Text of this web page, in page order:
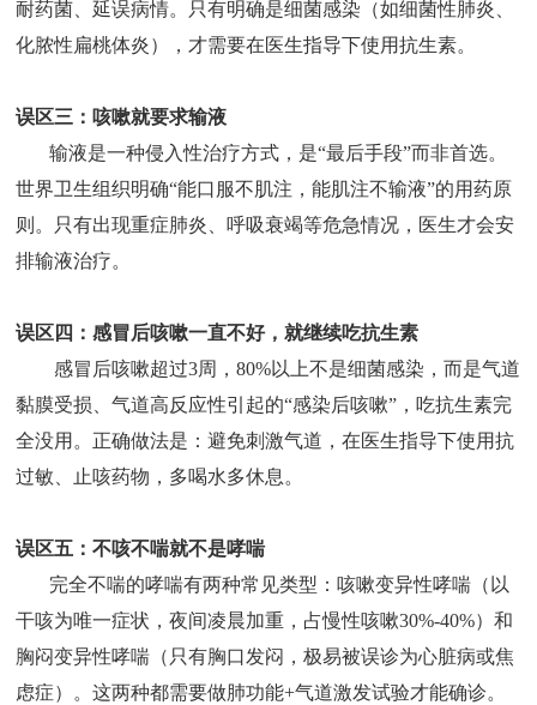
耐药菌、延误病情。只有明确是细菌感染（如细菌性肺炎、
化脓性扁桃体炎），才需要在医生指导下使用抗生素。
误区三：咳嗽就要求输液
输液是一种侵入性治疗方式，是“最后手段”而非首选。
世界卫生组织明确“能口服不肌注，能肌注不输液”的用药原
则。只有出现重症肺炎、呼吸衰竭等危急情况，医生才会安
排输液治疗。
误区四：感冒后咳嗽一直不好，就继续吃抗生素
感冒后咳嗽超过3周，80%以上不是细菌感染，而是气道
黏膜受损、气道高反应性引起的“感染后咳嗽”，吃抗生素完
全没用。正确做法是：避免刺激气道，在医生指导下使用抗
过敏、止咳药物，多喝水多休息。
误区五：不咳不喘就不是哮喘
完全不喘的哮喘有两种常见类型：咳嗽变异性哮喘（以
干咳为唯一症状，夜间凌晨加重，占慢性咳嗽30%-40%）和
胸闷变异性哮喘（只有胸口发闷，极易被误诊为心脏病或焦
虑症）。这两种都需要做肺功能+气道激发试验才能确诊。